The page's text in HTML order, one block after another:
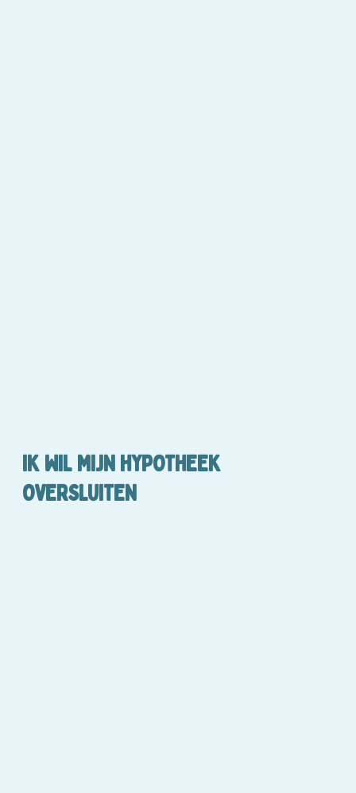
IK WIL MIJN HYPOTHEEK
OVERSLUITEN